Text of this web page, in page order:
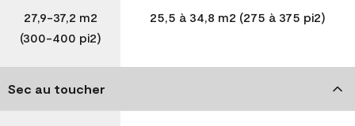
27,9-37,2 m2
(300-400 pi2)
25,5 à 34,8 m2 (275 à 375 pi2)
Sec au toucher